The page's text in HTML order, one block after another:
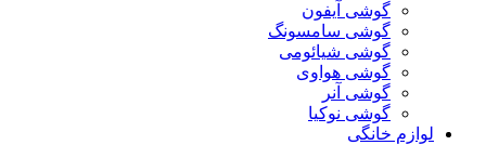
گوشی آیفون
گوشی سامسونگ
گوشی شیائومی
گوشی هواوی
گوشی آنر
گوشی نوکیا
لوازم خانگی